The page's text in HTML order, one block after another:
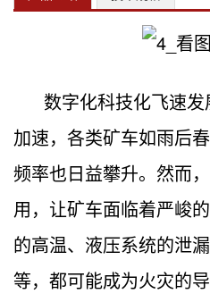
数字化科技化飞速
加速，各类矿车如雨后
频率也日益攀升。然而
用，让矿车面临着严峻
的高温、液压系统的泄
等，都可能成为火灾的